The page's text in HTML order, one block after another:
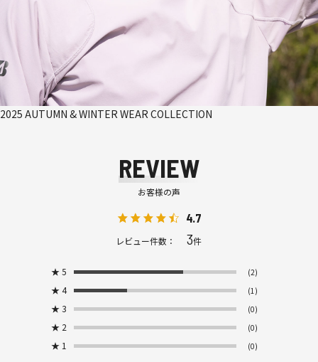
2025 AUTUMN & WINTER WEAR COLLECTION
REVIEW
お客様の声
4.7
レビュー件数： 3件
★ 5 (2)
★ 4 (1)
★ 3 (0)
★ 2 (0)
★ 1 (0)